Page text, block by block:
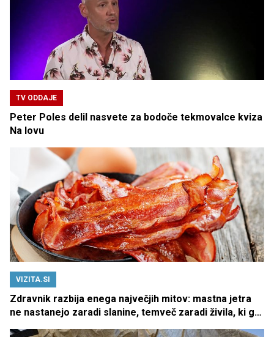
TV ODDAJE
Peter Poles delil nasvete za bodoče tekmovalce kviza
Na lovu
VIZITA.SI
Zdravnik razbija enega največjih mitov: mastna jetra
ne nastanejo zaradi slanine, temveč zaradi živila, ki ga